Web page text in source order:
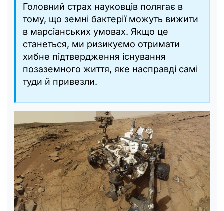
Головний страх науковців полягає в
тому, що земні бактерії можуть вижити
в марсіанських умовах. Якщо це
станеться, ми ризикуємо отримати
хибне підтвердження існування
позаземного життя, яке насправді самі
туди й привезли.